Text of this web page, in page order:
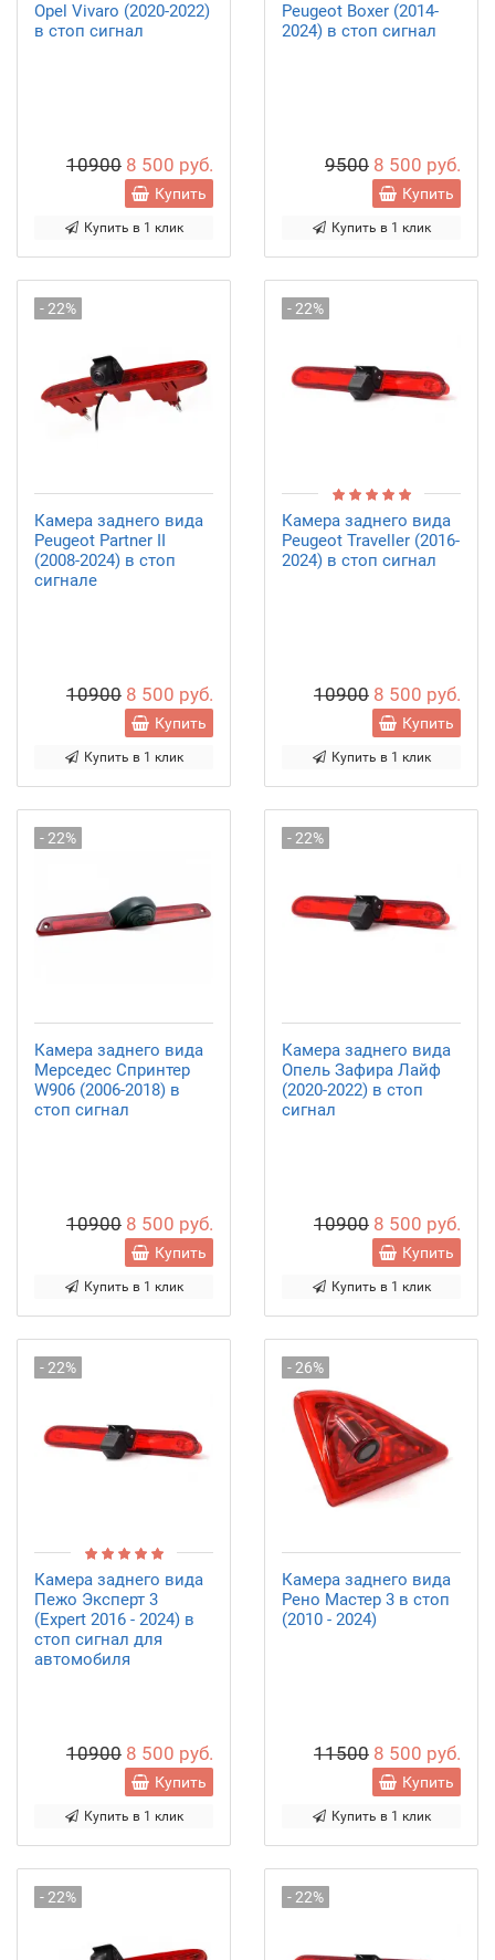
Opel Vivaro (2020-2022)
в стоп сигнал
10900 8 500 руб.
Купить
Купить в 1 клик
Peugeot Boxer (2014-
2024) в стоп сигнал
9500 8 500 руб.
Купить
Купить в 1 клик
- 22%
Камера заднего вида
Peugeot Partner II
(2008-2024) в стоп
сигнале
10900 8 500 руб.
Купить
Купить в 1 клик
- 22%
Камера заднего вида
Peugeot Traveller (2016-
2024) в стоп сигнал
10900 8 500 руб.
Купить
Купить в 1 клик
- 22%
Камера заднего вида
Мерседес Спринтер
W906 (2006-2018) в
стоп сигнал
10900 8 500 руб.
Купить
Купить в 1 клик
- 22%
Камера заднего вида
Опель Зафира Лайф
(2020-2022) в стоп
сигнал
10900 8 500 руб.
Купить
Купить в 1 клик
- 22%
Камера заднего вида
Пежо Эксперт 3
(Expert 2016 - 2024) в
стоп сигнал для
автомобиля
10900 8 500 руб.
Купить
Купить в 1 клик
- 26%
Камера заднего вида
Рено Мастер 3 в стоп
(2010 - 2024)
11500 8 500 руб.
Купить
Купить в 1 клик
- 22% - 22%